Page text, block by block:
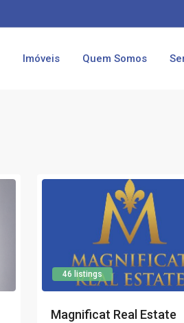
Imóveis Quem Somos
46 listings
Magnificat Real Estate